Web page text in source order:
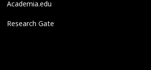
Academia.edu
Research Gate